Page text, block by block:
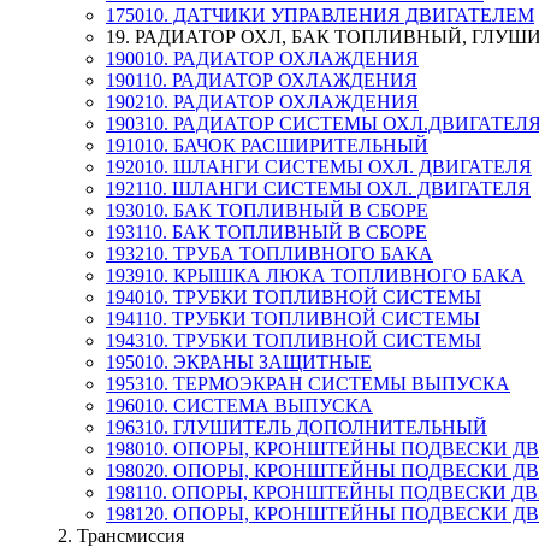
175010. ДАТЧИКИ УПРАВЛЕНИЯ ДВИГАТЕЛЕМ
19. РАДИАТОР ОХЛ, БАК ТОПЛИВНЫЙ,
190010. РАДИАТОР ОХЛАЖДЕНИЯ
190110. РАДИАТОР ОХЛАЖДЕНИЯ
190210. РАДИАТОР ОХЛАЖДЕНИЯ
190310. РАДИАТОР СИСТЕМЫ
191010. БАЧОК РАСШИРИТЕЛЬНЫЙ
192010. ШЛАНГИ СИСТЕМЫ ОХЛ. ДВИГАТЕЛЯ
192110. ШЛАНГИ СИСТЕМЫ ОХЛ. ДВИГАТЕЛЯ
193010. БАК ТОПЛИВНЫЙ В СБОРЕ
193110. БАК ТОПЛИВНЫЙ В СБОРЕ
193210. ТРУБА ТОПЛИВНОГО БАКА
193910. КРЫШКА ЛЮКА ТОПЛИВНОГО БАКА
194010. ТРУБКИ ТОПЛИВНОЙ СИСТЕМЫ
194110. ТРУБКИ ТОПЛИВНОЙ СИСТЕМЫ
194310. ТРУБКИ ТОПЛИВНОЙ СИСТЕМЫ
195010. ЭКРАНЫ ЗАЩИТНЫЕ
195310. ТЕРМОЭКРАН СИСТЕМЫ ВЫПУСКА
196010. СИСТЕМА ВЫПУСКА
196310. ГЛУШИТЕЛЬ ДОПОЛНИТЕЛЬНЫЙ
198010. ОПОРЫ, КРОНШТЕЙНЫ ПОДВЕСКИ
198020. ОПОРЫ, КРОНШТЕЙНЫ ПОДВЕСКИ
198110. ОПОРЫ, КРОНШТЕЙНЫ ПОДВЕСКИ
198120. ОПОРЫ, КРОНШТЕЙНЫ ПОДВЕСКИ
2. Трансмиссия